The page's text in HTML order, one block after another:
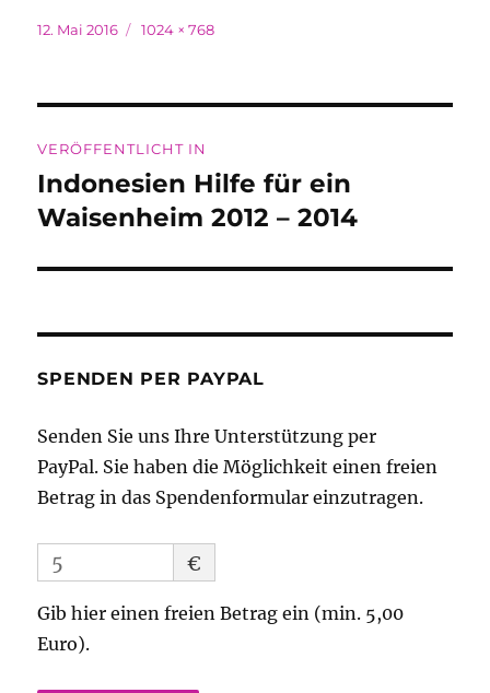
Veröffentlicht
12. Mai 2016 Originalgröße
1024 × 768
VERÖFFENTLICHT IN
Indonesien Hilfe für ein
Waisenheim 2012 – 2014
SPENDEN PER PAYPAL
Senden Sie uns Ihre Unterstützung per
PayPal. Sie haben die Möglichkeit einen freien
Betrag in das Spendenformular einzutragen.
€
Gib hier einen freien Betrag ein (min. 5,00
Euro).